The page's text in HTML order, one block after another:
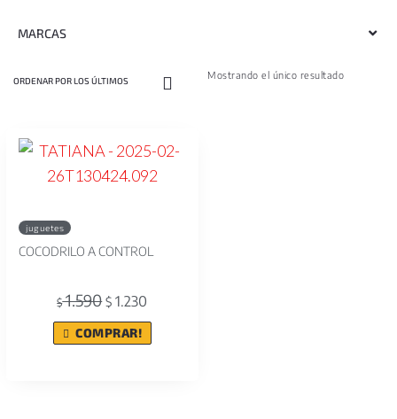
MARCAS
Mostrando el único resultado
juguetes
COCODRILO A CONTROL
$1.590 $ 1.230
COMPRAR!